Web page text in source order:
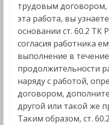
трудовым договором,
эта работа, вы
основании ст. 60.2 ТК
согласия работника
выполнение в
продолжительности
наряду с работой,
договором,
другой или такой же
Таким образом, ст.